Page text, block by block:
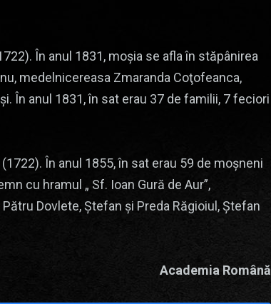
În anul 1831, moşia se afla în stăpânirea
medelnicereasa Zmaranda Coţofeanca,
În anul 1831, în sat erau 37 de familii, 7 feciori
În anul 1855, în sat erau 59 de moşneni
cu hramul „ Sf. Ioan Gură de Aur”,
Dovlete, Ştefan şi Preda Răgioiul, Ştefan
Academia Română